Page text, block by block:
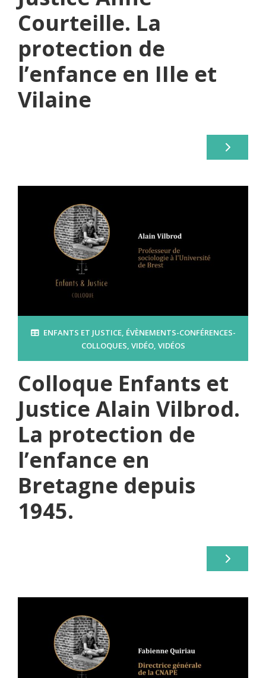
Courteille. La
protection de
l’enfance en IIle et
Vilaine
ENFANTS ET JUSTICE, ÉVÈNEMENTS-CONFÉRENCES-
COLLOQUES, VIDÉO, VIDÉOS
Colloque Enfants et
Justice Alain Vilbrod.
La protection de
l’enfance en
Bretagne depuis
1945.